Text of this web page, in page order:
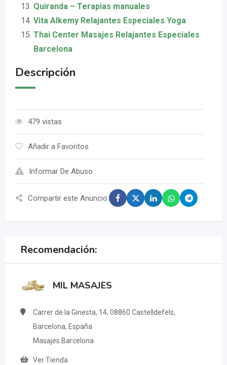
Quiranda – Terapias manuales
Vita Alkemy Relajantes Especiales Yoga
Thai Center Masajes Relajantes Especiales
Barcelona
Descripción
479 vistas
Añadir a Favoritos
Informar De Abuso
Compartir este Anuncio:
Recomendación:
MIL MASAJES
Carrer de la Ginesta, 14, 08860 Castelldefels,
Barcelona, España
Masajes Barcelona
Ver Tienda